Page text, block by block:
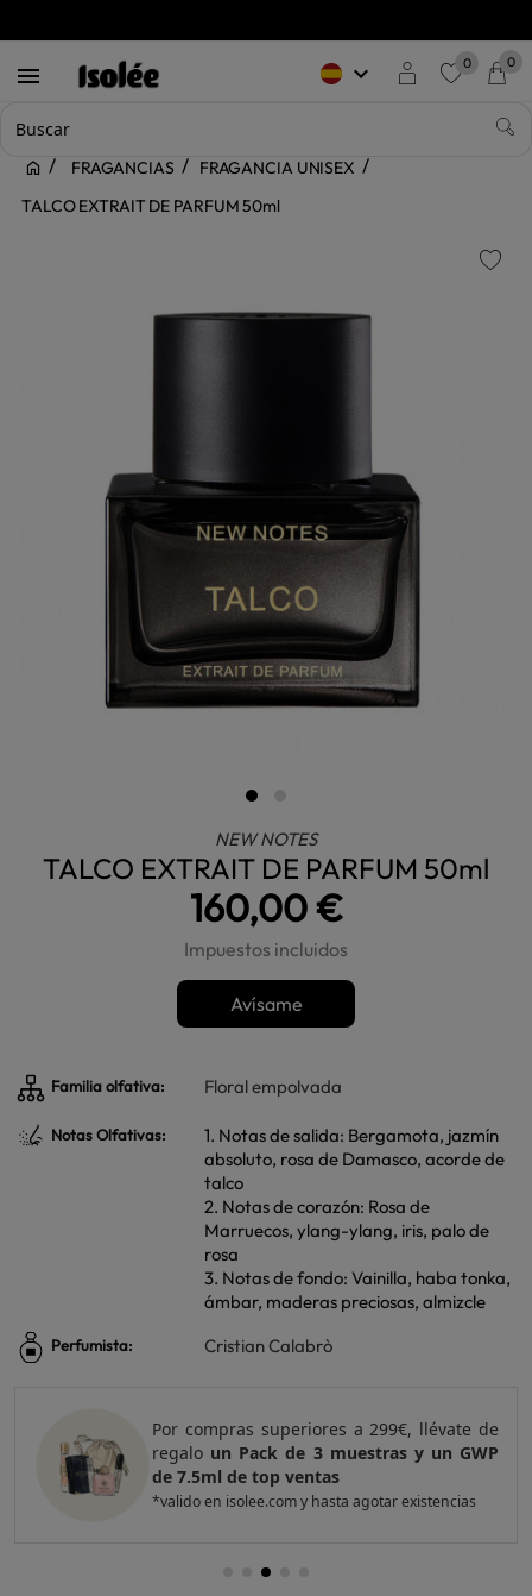
 keyboard_arrow_down 0 0
FRAGANCIAS
FRAGANCIA UNISEX
TALCO EXTRAIT DE PARFUM 50ml
NEW NOTES
TALCO EXTRAIT DE PARFUM 50ml
160,00 €
Impuestos incluidos
Avísame
Familia olfativa: Floral empolvada
Notas Olfativas:
1. Notas de salida: Bergamota, jazmín
absoluto, rosa de Damasco, acorde de
talco
2. Notas de corazón: Rosa de
Marruecos, ylang-ylang, iris, palo de
rosa
3. Notas de fondo: Vainilla, haba tonka,
ámbar, maderas preciosas, almizcle
Perfumista: Cristian Calabrò
Por compras superiores a 299€, llévate de
regalo un Pack de 3 muestras y un GWP
de 7.5ml de top ventas
*valido en isolee.com y hasta agotar existencias